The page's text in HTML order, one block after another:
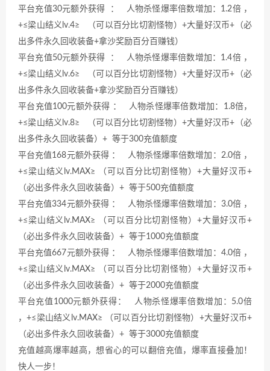
平台充值30元额外获得 ： 人物杀怪爆率倍数增加：1.2倍 ，
+≤梁山结义lv.4≥ （可以百分比切割怪物）+大量好汉币+（必
出多件永久回收装备+拿沙奖励百分百赚钱）
平台充值50元额外获得 ： 人物杀怪爆率倍数增加：1.4倍 ，
+≤梁山结义lv.6≥ （可以百分比切割怪物）+大量好汉币+（必
出多件永久回收装备+拿沙奖励百分百赚钱）
平台充值100元额外获得 ： 人物杀怪爆率倍数增加：1.8倍，
+≤梁山结义lv.8≥ （可以百分比切割怪物）+大量好汉币+（必
出多件永久回收装备）+ 等于300充值额度
平台充值168元额外获得 ： 人物杀怪爆率倍数增加：2.0倍 ，
+≤梁山结义lv.MAX≥ （可以百分比切割怪物）+大量好汉币+
（必出多件永久回收装备）+ 等于500充值额度
平台充值334元额外获得 ： 人物杀怪爆率倍数增加：3.0倍 ，
+≤梁山结义lv.MAX≥ （可以百分比切割怪物）+大量好汉币+
（必出多件永久回收装备）+ 等于1000充值额度
平台充值667元额外获得 ： 人物杀怪爆率倍数增加：4.0倍 ，
+≤梁山结义lv.MAX≥ （可以百分比切割怪物）+大量好汉币+
（必出多件永久回收装备）+ 等于2000充值额度
平台充值1000元额外获得： 人物杀怪爆率倍数增加：5.0倍
，+≤梁山结义lv.MAX≥ （可以百分比切割怪物）+大量好汉币+
（必出多件永久回收装备）+ 等于3000充值额度
充值越高爆率越高，想省心的可以翻倍充值，爆率直接叠加！
快人一步！